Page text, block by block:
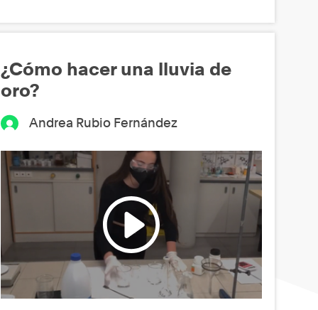
¿Cómo hacer una lluvia de
oro?
Andrea Rubio Fernández